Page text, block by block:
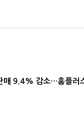
매 9.4% 감소…홈플러